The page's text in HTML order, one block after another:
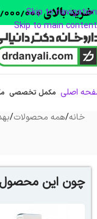
Skip to navigation
Skip to main content
اصلی مکمل تخصصی
خانه/همه محصولات/
چون این محصول